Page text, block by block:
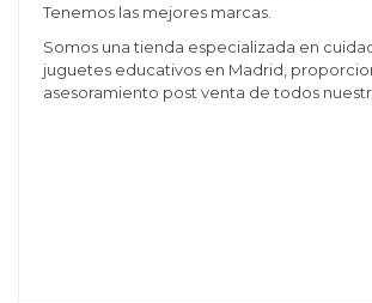
Tenemos las mejores marcas.
Somos una tienda especializada en
juguetes educativos en Madrid,
asesoramiento post venta de todos